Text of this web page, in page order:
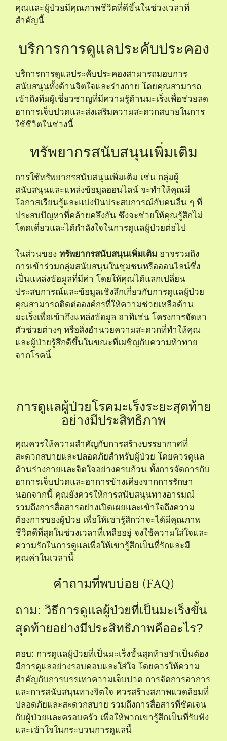
คุณและผู้ป่วยมีคุณภาพชีวิตที่ดีขึ้นในช่วงเวลาที่
สำคัญนี้
บริการการดูแลประคับประคอง
บริการการดูแลประคับประคองสามารถมอบการ
สนับสนุนทั้งด้านจิตใจและร่างกาย โดยคุณสามารถ
เข้าถึงทีมผู้เชี่ยวชาญที่มีความรู้ด้านมะเร็งเพื่อช่วยลด
อาการเจ็บปวดและส่งเสริมความสะดวกสบายในการ
ใช้ชีวิตในช่วงนี้
ทรัพยากรสนับสนุนเพิ่มเติม
การใช้ทรัพยากรสนับสนุนเพิ่มเติม เช่น กลุ่มผู้
สนับสนุนและแหล่งข้อมูลออนไลน์ จะทำให้คุณมี
โอกาสเรียนรู้และแบ่งปันประสบการณ์กับคนอื่น ๆ ที่
ประสบปัญหาที่คล้ายคลึงกัน ซึ่งจะช่วยให้คุณรู้สึกไม่
โดดเดี่ยวและได้กำลังใจในการดูแลผู้ป่วยต่อไป
ในส่วนของ ทรัพยากรสนับสนุนเพิ่มเติม อาจรวมถึง
การเข้าร่วมกลุ่มสนับสนุนในชุมชนหรือออนไลน์ซึ่ง
เป็นแหล่งข้อมูลที่มีค่า โดยให้คุณได้แลกเปลี่ยน
ประสบการณ์และข้อมูลเชิงลึกเกี่ยวกับการดูแลผู้ป่วย
คุณสามารถติดต่อองค์กรที่ให้ความช่วยเหลือด้าน
มะเร็งเพื่อเข้าถึงแหล่งข้อมูล อาทิเช่น โครงการจัดหา
ตัวช่วยต่างๆ หรือสิ่งอำนวยความสะดวกที่ทำให้คุณ
และผู้ป่วยรู้สึกดีขึ้นในขณะที่เผชิญกับความท้าทาย
จากโรคนี้
การดูแลผู้ป่วยโรคมะเร็งระยะสุดท้าย
อย่างมีประสิทธิภาพ
คุณควรให้ความสำคัญกับการสร้างบรรยากาศที่
สะดวกสบายและปลอดภัยสำหรับผู้ป่วย โดยควรดูแล
ด้านร่างกายและจิตใจอย่างครบถ้วน ทั้งการจัดการกับ
อาการเจ็บปวดและอาการข้างเคียงจากการรักษา
นอกจากนี้ คุณยังควรให้การสนับสนุนทางอารมณ์
รวมถึงการสื่อสารอย่างเปิดเผยและเข้าใจถึงความ
ต้องการของผู้ป่วย เพื่อให้เขารู้สึกว่าจะได้มีคุณภาพ
ชีวิตดีที่สุดในช่วงเวลาที่เหลืออยู่ จงใช้ความใส่ใจและ
ความรักในการดูแลเพื่อให้เขารู้สึกเป็นที่รักและมี
คุณค่าในเวลานี้
คำถามที่พบบ่อย (FAQ)
ถาม: วิธีการดูแลผู้ป่วยที่เป็นมะเร็งขั้น
สุดท้ายอย่างมีประสิทธิภาพคืออะไร?
ตอบ: การดูแลผู้ป่วยที่เป็นมะเร็งขั้นสุดท้ายจำเป็นต้อง
มีการดูแลอย่างรอบคอบและใส่ใจ โดยควรให้ความ
สำคัญกับการบรรเทาความเจ็บปวด การจัดการอาการ
และการสนับสนุนทางจิตใจ ควรสร้างสภาพแวดล้อมที่
ปลอดภัยและสะดวกสบาย รวมถึงการสื่อสารที่ชัดเจน
กับผู้ป่วยและครอบครัว เพื่อให้พวกเขารู้สึกเป็นที่รับฟัง
และเข้าใจในกระบวนการดูแลนี้